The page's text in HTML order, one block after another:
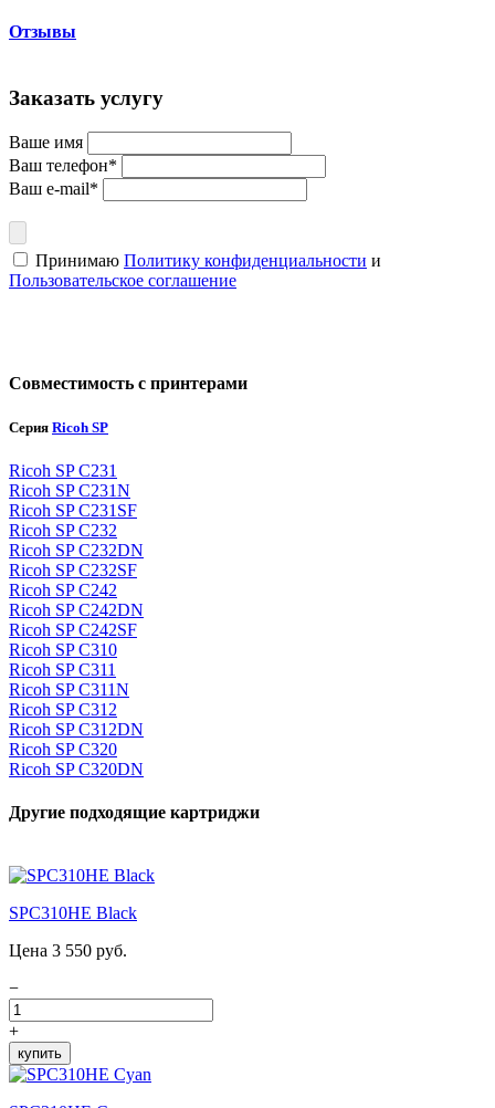
Отзывы
Заказать услугу
Ваше имя
Ваш телефон*
Ваш e-mail*
Принимаю Политику конфиденциальности и
Пользовательское соглашение
Совместимость с принтерами
Серия Ricoh SP
Ricoh SP C231
Ricoh SP C231N
Ricoh SP C231SF
Ricoh SP C232
Ricoh SP C232DN
Ricoh SP C232SF
Ricoh SP C242
Ricoh SP C242DN
Ricoh SP C242SF
Ricoh SP C310
Ricoh SP C311
Ricoh SP C311N
Ricoh SP C312
Ricoh SP C312DN
Ricoh SP C320
Ricoh SP C320DN
Другие подходящие картриджи
SPC310HE Black
Цена 3 550 руб.
−
+
купить